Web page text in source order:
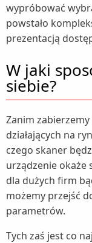
wypróbować
powstało
prezentacją
W jaki
siebie?
Zanim
działających na
czego skaner
urządzenie okaże
dla dużych firm
możemy przejść
parametrów.
Tych zaś jest co